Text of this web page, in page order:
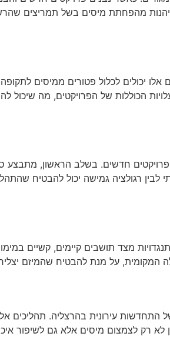
מהפחתת מיסים בשל תמריצים
יכולים לכלול פטורים ממיסים
הכוללות של הפרויקטים, מה שיכול
חדשים. בשלב הראשון, מתבצע
לבין רגולציה גמישה יכול להבטיח
מצד תושבים קיימים, קשיים
המקומית, על מנת להבטיח שהמיזם יצליח
עירונית בהרצליה. תהליכים
לא רק לצמצום מיסים אלא גם לשיפור